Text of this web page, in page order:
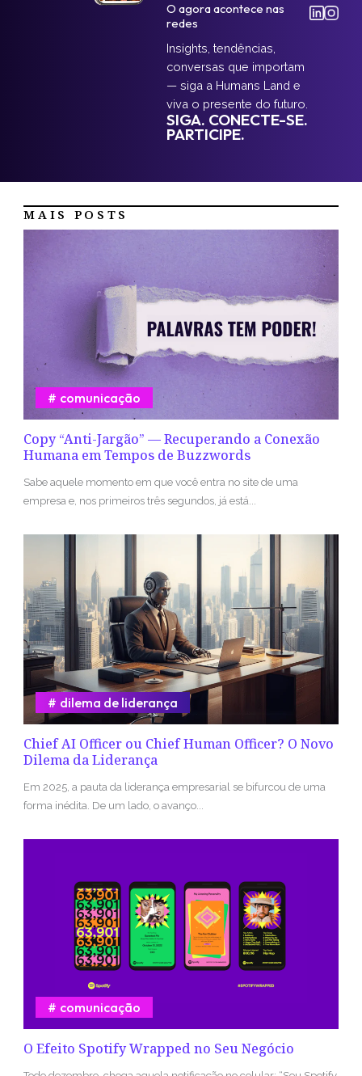
O agora acontece nas
redes
Insights, tendências,
conversas que importam
— siga a Humans Land e
viva o presente do futuro.
SIGA. CONECTE-SE.
PARTICIPE.
MAIS POSTS
Copy “Anti-Jargão” — Recuperando a Conexão
Humana em Tempos de Buzzwords
comunicação
Sabe aquele momento em que você entra no site de uma
empresa e, nos primeiros três segundos, já está...
Chief AI Officer ou Chief Human Officer? O Novo
Dilema da Liderança
dilema de liderança
Em 2025, a pauta da liderança empresarial se bifurcou de uma
forma inédita. De um lado, o avanço...
O Efeito Spotify Wrapped no Seu Negócio
comunicação